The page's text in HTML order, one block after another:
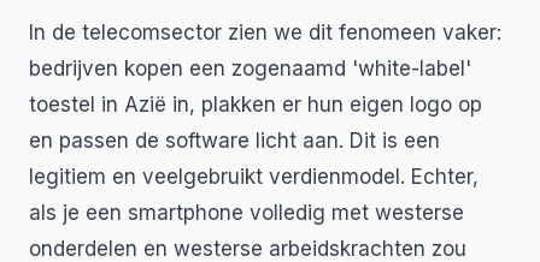
In de telecomsector zien we dit fenomeen vaker:
bedrijven kopen een zogenaamd 'white-label'
toestel in Azië in, plakken er hun eigen logo op
en passen de software licht aan. Dit is een
legitiem en veelgebruikt verdienmodel. Echter,
als je een smartphone volledig met westerse
onderdelen en westerse arbeidskrachten zou